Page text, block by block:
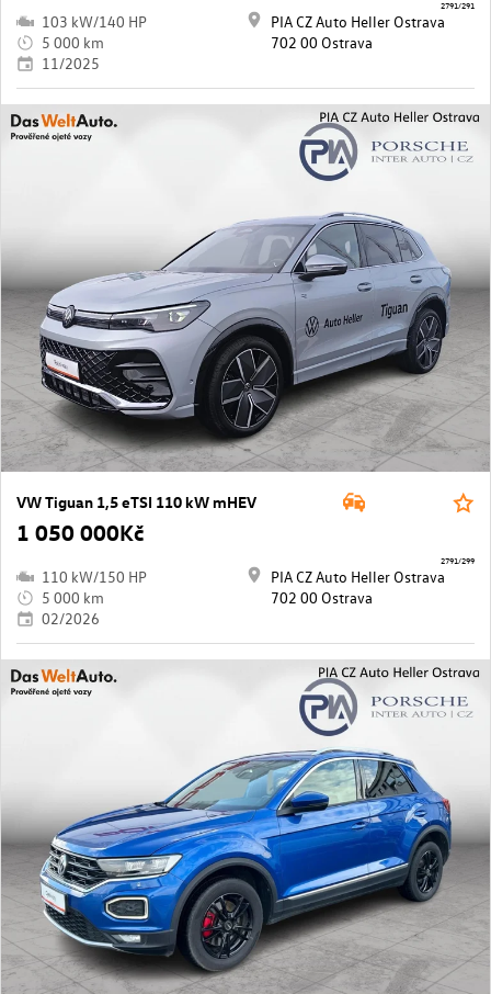
103 kW/140 HP
5 000 km
11/2025
PIA CZ Auto Heller Ostrava
702 00 Ostrava
2791/291
VW Tiguan 1,5 eTSI 110 kW mHEV
1 050 000Kč
110 kW/150 HP
5 000 km
02/2026
PIA CZ Auto Heller Ostrava
702 00 Ostrava
2791/299